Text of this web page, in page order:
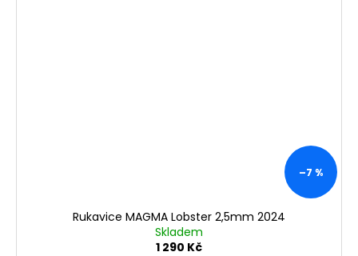
–7 %
Rukavice MAGMA Lobster 2,5mm 2024
Skladem
1 290 Kč